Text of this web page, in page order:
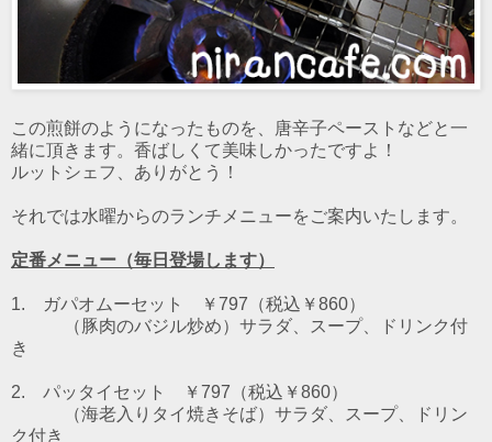
この煎餅のようになったものを、唐辛子ペーストなどと一
緒に頂きます。香ばしくて美味しかったですよ！
ルットシェフ、ありがとう！
それでは水曜からのランチメニューをご案内いたします。
定番メニュー（毎日登場します）
1. ガパオムーセット ￥797（税込￥860）
（豚肉のバジル炒め） サラダ、スープ、ドリンク付
き
2. パッタイセット ￥797（税込￥860）
（海老入りタイ焼きそば） サラダ、スープ、ドリン
ク付き